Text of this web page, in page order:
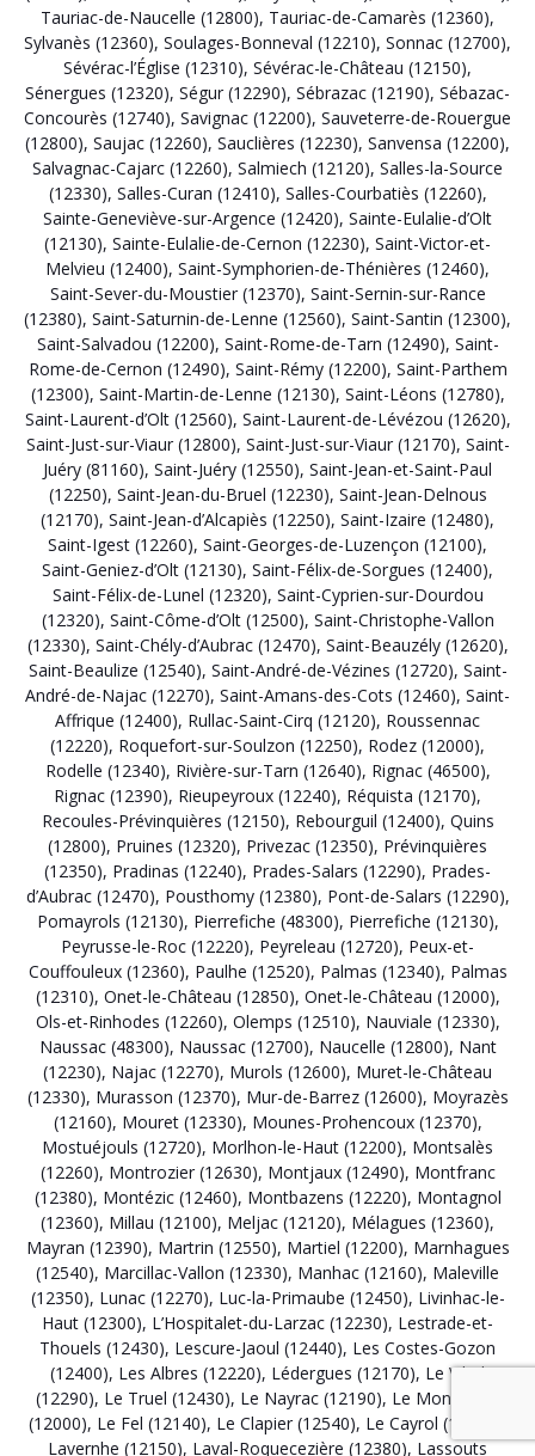
Tauriac-de-Naucelle (12800), Tauriac-de-Camarès (12360),
Sylvanès (12360), Soulages-Bonneval (12210), Sonnac (12700),
Sévérac-l’Église (12310), Sévérac-le-Château (12150),
Sénergues (12320), Ségur (12290), Sébrazac (12190), Sébazac-
Concourès (12740), Savignac (12200), Sauveterre-de-Rouergue
(12800), Saujac (12260), Sauclières (12230), Sanvensa (12200),
Salvagnac-Cajarc (12260), Salmiech (12120), Salles-la-Source
(12330), Salles-Curan (12410), Salles-Courbatiès (12260),
Sainte-Geneviève-sur-Argence (12420), Sainte-Eulalie-d’Olt
(12130), Sainte-Eulalie-de-Cernon (12230), Saint-Victor-et-
Melvieu (12400), Saint-Symphorien-de-Thénières (12460),
Saint-Sever-du-Moustier (12370), Saint-Sernin-sur-Rance
(12380), Saint-Saturnin-de-Lenne (12560), Saint-Santin (12300),
Saint-Salvadou (12200), Saint-Rome-de-Tarn (12490), Saint-
Rome-de-Cernon (12490), Saint-Rémy (12200), Saint-Parthem
(12300), Saint-Martin-de-Lenne (12130), Saint-Léons (12780),
Saint-Laurent-d’Olt (12560), Saint-Laurent-de-Lévézou (12620),
Saint-Just-sur-Viaur (12800), Saint-Just-sur-Viaur (12170), Saint-
Juéry (81160), Saint-Juéry (12550), Saint-Jean-et-Saint-Paul
(12250), Saint-Jean-du-Bruel (12230), Saint-Jean-Delnous
(12170), Saint-Jean-d’Alcapiès (12250), Saint-Izaire (12480),
Saint-Igest (12260), Saint-Georges-de-Luzençon (12100),
Saint-Geniez-d’Olt (12130), Saint-Félix-de-Sorgues (12400),
Saint-Félix-de-Lunel (12320), Saint-Cyprien-sur-Dourdou
(12320), Saint-Côme-d’Olt (12500), Saint-Christophe-Vallon
(12330), Saint-Chély-d’Aubrac (12470), Saint-Beauzély (12620),
Saint-Beaulize (12540), Saint-André-de-Vézines (12720), Saint-
André-de-Najac (12270), Saint-Amans-des-Cots (12460), Saint-
Affrique (12400), Rullac-Saint-Cirq (12120), Roussennac
(12220), Roquefort-sur-Soulzon (12250), Rodez (12000),
Rodelle (12340), Rivière-sur-Tarn (12640), Rignac (46500),
Rignac (12390), Rieupeyroux (12240), Réquista (12170),
Recoules-Prévinquières (12150), Rebourguil (12400), Quins
(12800), Pruines (12320), Privezac (12350), Prévinquières
(12350), Pradinas (12240), Prades-Salars (12290), Prades-
d’Aubrac (12470), Pousthomy (12380), Pont-de-Salars (12290),
Pomayrols (12130), Pierrefiche (48300), Pierrefiche (12130),
Peyrusse-le-Roc (12220), Peyreleau (12720), Peux-et-
Couffouleux (12360), Paulhe (12520), Palmas (12340), Palmas
(12310), Onet-le-Château (12850), Onet-le-Château (12000),
Ols-et-Rinhodes (12260), Olemps (12510), Nauviale (12330),
Naussac (48300), Naussac (12700), Naucelle (12800), Nant
(12230), Najac (12270), Murols (12600), Muret-le-Château
(12330), Murasson (12370), Mur-de-Barrez (12600), Moyrazès
(12160), Mouret (12330), Mounes-Prohencoux (12370),
Mostuéjouls (12720), Morlhon-le-Haut (12200), Montsalès
(12260), Montrozier (12630), Montjaux (12490), Montfranc
(12380), Montézic (12460), Montbazens (12220), Montagnol
(12360), Millau (12100), Meljac (12120), Mélagues (12360),
Mayran (12390), Martrin (12550), Martiel (12200), Marnhagues
(12540), Marcillac-Vallon (12330), Manhac (12160), Maleville
(12350), Lunac (12270), Luc-la-Primaube (12450), Livinhac-le-
Haut (12300), L’Hospitalet-du-Larzac (12230), Lestrade-et-
Thouels (12430), Lescure-Jaoul (12440), Les Costes-Gozon
(12400), Les Albres (12220), Lédergues (12170), Le Vibal
(12290), Le Truel (12430), Le Nayrac (12190), Le Monastère
(12000), Le Fel (12140), Le Clapier (12540), Le Cayrol (12500)
Lavernhe (12150), Laval-Roquecezière (12380), Lassouts